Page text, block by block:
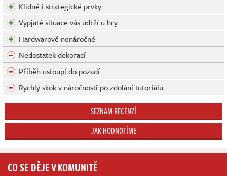
Klidné i strategické prvky
Vypjaté situace vás udrží u hry
Hardwarově nenáročné
Nedostatek dekorací
Příběh ustoupí do pozadí
Rychlý skok v náročnosti po zdolání tutoriálu
SEZNAM RECENZÍ
JAK HODNOTÍME
CO SE DĚJE V KOMUNITĚ